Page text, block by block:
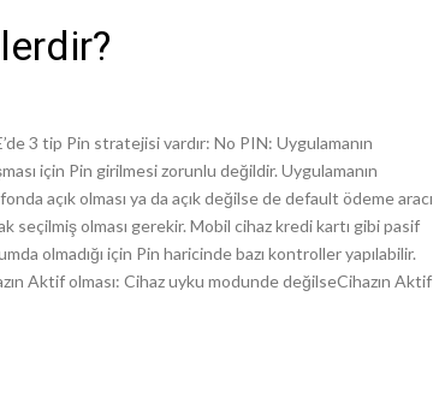
3 tip Pin stratejisi vardır: No PIN: Uygulamanın
için Pin girilmesi zorunlu değildir. Uygulamanın
açık olması ya da açık değilse de default ödeme aracı
seçilmiş olması gerekir. Mobil cihaz kredi kartı gibi pasif
olmadığı için Pin haricinde bazı kontroller yapılabilir.
Aktif olması: Cihaz uyku modunde değilseCihazın Aktif